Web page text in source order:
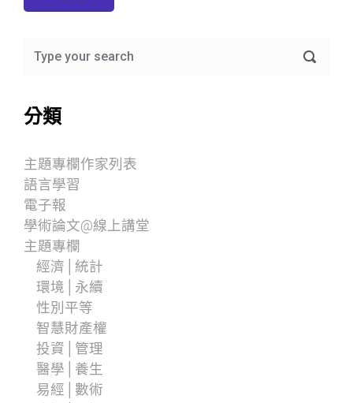
分類
主題專欄作家列表
語言學習
電子報
學術論文@線上講堂
主題專欄
經濟│統計
環境│永續
性別平等
智慧財產權
投資│管理
醫學│養生
易經│數術